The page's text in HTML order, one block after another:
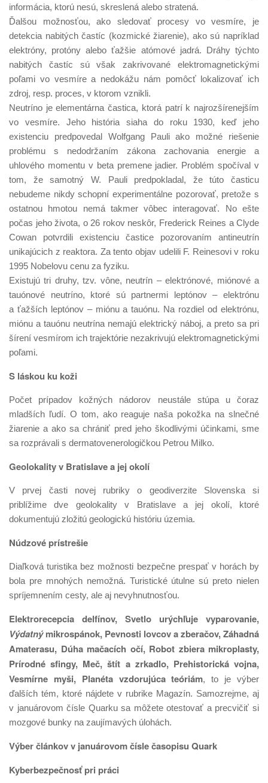
informácia, ktorú nesú, skreslená alebo stratená.
Ďalšou možnosťou, ako sledovať procesy vo vesmíre, je
detekcia nabitých častíc (kozmické žiarenie), ako sú napríklad
elektróny, protóny alebo ťažšie atómové jadrá. Dráhy týchto
nabitých častíc sú však zakrivované elektromagnetickými
poľami vo vesmíre a nedokážu nám pomôcť lokalizovať ich
zdroj, resp. proces, v ktorom vznikli.
Neutríno je elementárna častica, ktorá patrí k najrozšírenejším
vo vesmíre. Jeho história siaha do roku 1930, keď jeho
existenciu predpovedal Wolfgang Pauli ako možné riešenie
problému s nedodržaním zákona zachovania energie a
uhlového momentu v beta premene jadier. Problém spočíval v
tom, že samotný W. Pauli predpokladal, že túto časticu
nebudeme nikdy schopní experimentálne pozorovať, pretože s
ostatnou hmotou nemá takmer vôbec interagovať. No ešte
počas jeho života, o 26 rokov neskôr, Frederick Reines a Clyde
Cowan potvrdili existenciu častice pozorovaním antineutrín
unikajúcich z reaktora. Za tento objav udelili F. Reinesovi v roku
1995 Nobelovu cenu za fyziku.
Existujú tri druhy, tzv. vône, neutrín – elektrónové, miónové a
tauónové neutríno, ktoré sú partnermi leptónov – elektrónu
a ťažších leptónov – miónu a tauónu. Na rozdiel od elektrónu,
miónu a tauónu neutrína nemajú elektrický náboj, a preto sa pri
šírení vesmírom ich trajektórie nezakrivujú elektromagnetickými
poľami.
S láskou ku koži
Počet prípadov kožných nádorov neustále stúpa u čoraz
mladších ľudí. O tom, ako reaguje naša pokožka na slnečné
žiarenie a ako sa chrániť pred jeho škodlivými účinkami, sme
sa rozprávali s dermatovenerologičkou Petrou Milko.
Geolokality v Bratislave a jej okolí
V prvej časti novej rubriky o geodiverzite Slovenska si
priblížime dve geolokality v Bratislave a jej okolí, ktoré
dokumentujú zložitú geologickú históriu územia.
Núdzové prístrešie
Diaľková turistika bez možnosti bezpečne prespať v horách by
bola pre mnohých nemožná. Turistické útulne sú preto nielen
spríjemnením cesty, ale aj nevyhnutnosťou.
Elektrorecepcia delfínov, Svetlo urýchľuje vyparovanie,
Výdatnýmikrospánok, Pevnosti lovcov a zberačov, Záhadná
Amaterasu, Dúha mačacích očí, Robot zbiera mikroplasty,
Prírodné sfingy, Meč, štít a zrkadlo, Prehistorická vojna,
Vesmírne myši, Planéta vzdorujúca teóriám, to je výber
ďalších tém, ktoré nájdete v rubrike Magazín. Samozrejme, aj
v januárovom čísle Quarku sa môžete otestovať a precvičiť si
mozgové bunky na zaujímavých úlohách.
Výber článkov v januárovom čísle časopisu Quark
Kyberbezpečnosť pri práci